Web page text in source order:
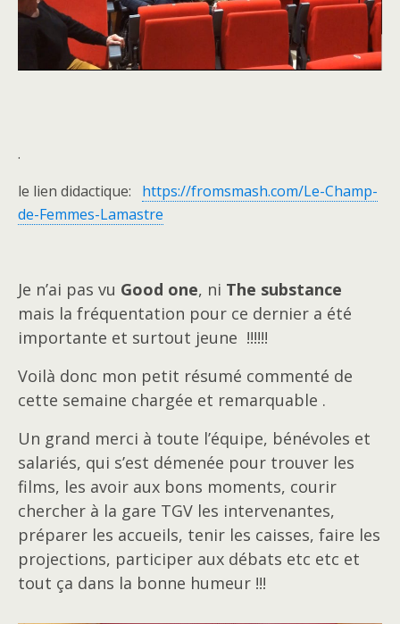
.
le lien didactique: https://fromsmash.com/Le-Champ-
de-Femmes-Lamastre
Je n’ai pas vu Good one, ni The substance
mais la fréquentation pour ce dernier a été
importante et surtout jeune !!!!!!
Voilà donc mon petit résumé commenté de
cette semaine chargée et remarquable .
Un grand merci à toute l’équipe, bénévoles et
salariés, qui s’est démenée pour trouver les
films, les avoir aux bons moments, courir
chercher à la gare TGV les intervenantes,
préparer les accueils, tenir les caisses, faire les
projections, participer aux débats etc etc et
tout ça dans la bonne humeur !!!